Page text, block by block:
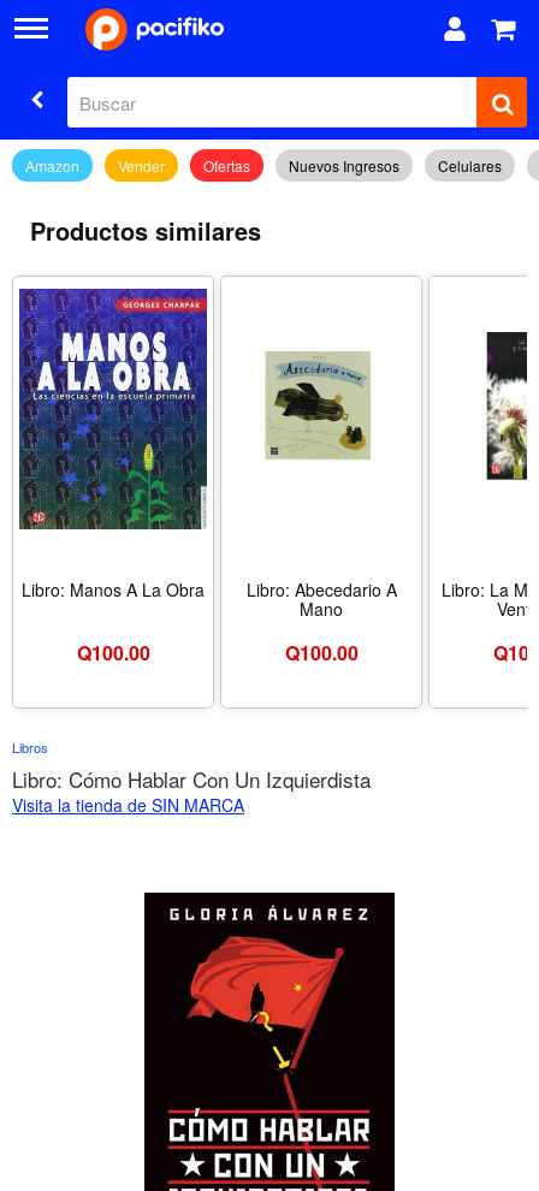
Amazon Vender Ofertas Nuevos Ingresos Celulares
Productos similares
Libro: Manos A La Obra
Q100.00
Libro: Abecedario A
Mano
Q100.00
Libro: La
Q
Libros
Libro: Cómo Hablar Con Un Izquierdista
Visita la tienda de SIN MARCA